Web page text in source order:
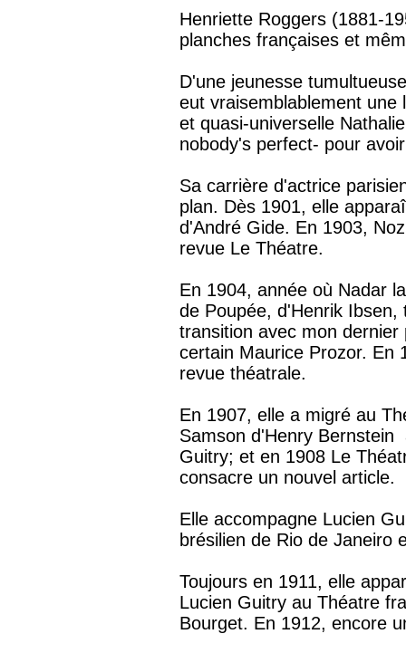
Henriette Roggers (1881-
planches françaises et
D'une jeunesse
eut vraisemblablement une
et quasi-universelle
nobody's perfect- pour
Sa carrière d'actrice
plan. Dès 1901, elle
d'André Gide. En 1903,
revue Le Théatre.
En 1904, année où Nadar
de Poupée, d'Henrik
transition avec mon
certain Maurice Prozor. En
revue théatrale.
En 1907, elle a migré au
Samson d'Henry
Guitry; et en 1908 Le
consacre un nouvel article.
Elle accompagne Lucien
brésilien de Rio de Janeiro
Toujours en 1911, elle
Lucien Guitry au Théatre
Bourget. En 1912, encore